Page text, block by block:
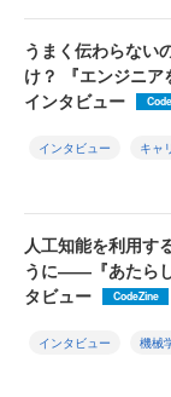
うまく伝わらない
け？ 『エンジニ
インタビュー
インタビュー キャ
人工知能を利用す
うに――『あたら
タビュー
CodeZine
インタビュー 機械